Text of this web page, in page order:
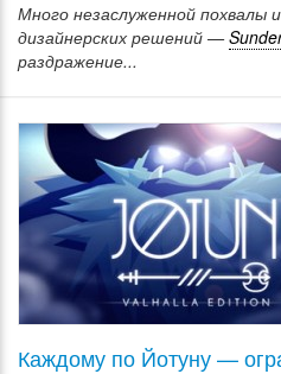
Много незаслуженной похвалы
дизайнерских решений —
раздражение...
Каждому по Йотуну —